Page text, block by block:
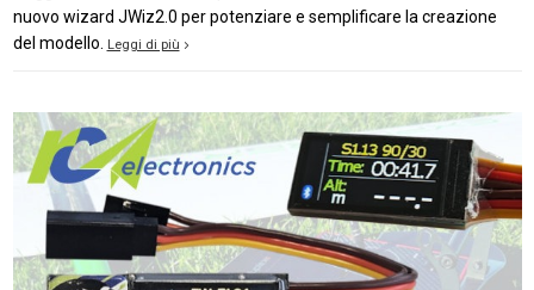
nuovo wizard JWiz2.0 per potenziare e semplificare la creazione
del modello. Leggi di più